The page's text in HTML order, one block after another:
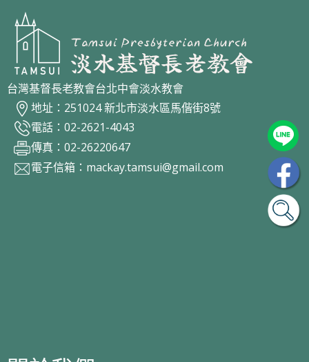
台灣基督長老教會台北中會淡水教會
地址：251024 新北市淡水區馬偕街8號
電話：02-2621-4043
傳真：02-26220647
電子信箱： mackay.tamsui@gmail.com